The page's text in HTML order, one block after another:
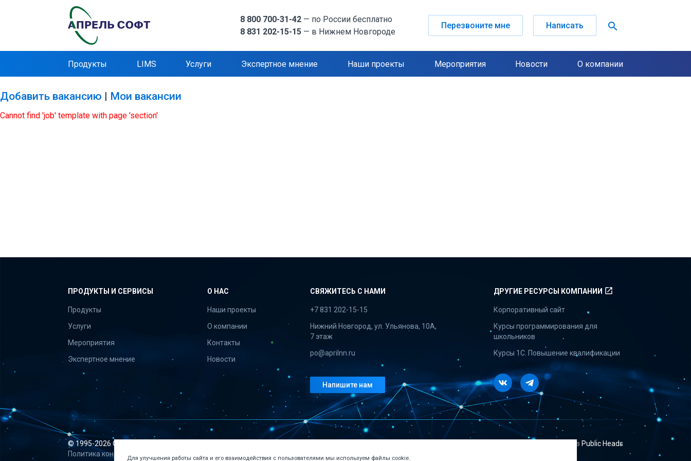
8 800 700-31-42 — по России бесплатно
8 831 202-15-15 — в Нижнем Новгороде
Перезвоните мне Написать search
Продукты LIMS Услуги Экспертное мнение Наши проекты Мероприятия Новости О компании
Добавить вакансию | Мои вакансии
Cannot find 'job' template with page 'section'
ПРОДУКТЫ И СЕРВИСЫ
Продукты
Услуги
Мероприятия
Экспертное мнение
О НАС
Наши проекты
О компании
Контакты
Новости
СВЯЖИТЕСЬ С НАМИ
+7 831 202-15-15
Нижний Новгород, ул. Ульянова, 10А,
7 этаж
po@aprilnn.ru
Напишите нам
ДРУГИЕ РЕСУРСЫ КОМПАНИИ launch
Корпоративный сайт
Курсы программирования для
школьников
Курсы 1С. Повышение квалификации
VkontakteTelegram
© 1995-2026 ООО «Апрель Софт»
Политика конфиденциальности
Сайт создан в Public Heads
Для улучшения работы сайта и его взаимодействия с пользователями мы используем файлы cookie.